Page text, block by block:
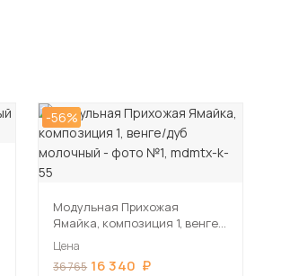
-56%
Модульная Прихожая
Ямайка, композиция 1, венге/
дуб молочный
Цена
36 765 16 340